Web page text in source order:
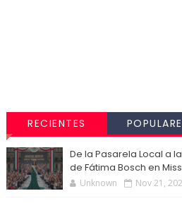
RECIENTES
De la Pasarela Local a
de Fátima Bosch en
Unknown Nov 21,